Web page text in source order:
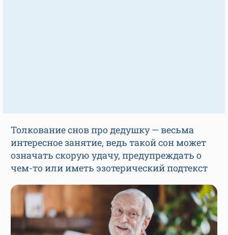
Толкование снов про дедушку — весьма
интересное занятие, ведь такой сон может
означать скорую удачу, предупреждать о
чем-то или иметь эзотерический подтекст